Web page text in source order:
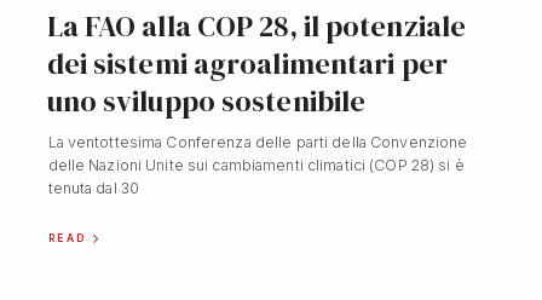
La FAO alla COP 28, il potenziale
dei sistemi agroalimentari per
uno sviluppo sostenibile
La ventottesima Conferenza delle parti della Convenzione
delle Nazioni Unite sui cambiamenti climatici (COP 28) si è
tenuta dal 30
READ